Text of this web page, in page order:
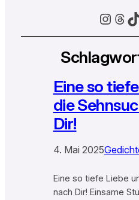
Eine so
die
Dir!
4. Mai 2025
Eine so tiefe Liebe
nach Dir! Einsame